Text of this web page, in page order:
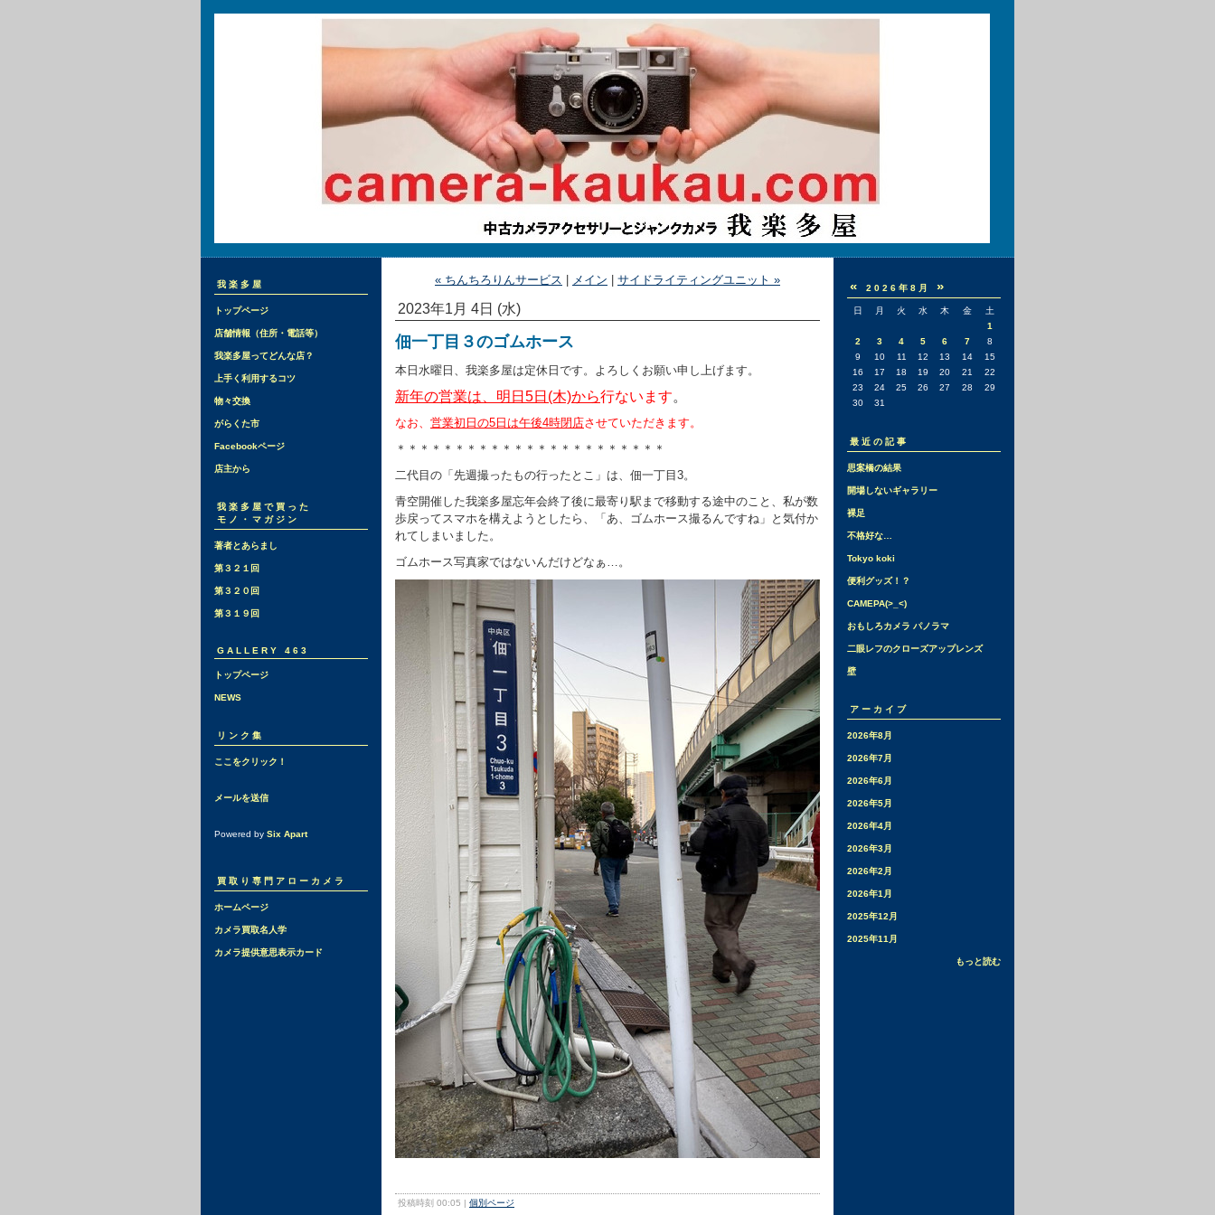
我楽多屋
トップページ
店舗情報（住所・電話等）
我楽多屋ってどんな店？
上手く利用するコツ
物々交換
がらくた市
Facebookページ
店主から
我楽多屋で買った
モノ・マガジン
著者とあらまし
第３２１回
第３２０回
第３１９回
GALLERY 463
トップページ
NEWS
リンク集
ここをクリック！
メールを送信
Powered by Six Apart
買取り専門アローカメラ
ホームページ
カメラ買取名人学
カメラ提供意思表示カード
« ちんちろりんサービス メイン サイドライティングユニット »
2023年1月 4日 (水)
佃一丁目３のゴムホース
本日水曜日、我楽多屋は定休日です。よろしくお願い申し上げます。
新年の営業は、明日5日(木)から行ないます。
なお、 営業初日の5日は午後4時閉店させていただきます。
＊＊＊＊＊＊＊＊＊＊＊＊＊＊＊＊＊＊＊＊＊＊＊
二代目の「先週撮ったもの行ったとこ」は、佃一丁目3。
青空開催した我楽多屋忘年会終了後に最寄り駅まで移動する途中のこと、私が数
歩戻ってスマホを構えようとしたら、「あ、ゴムホース撮るんですね」と気付か
れてしまいました。
ゴムホース写真家ではないんだけどなぁ…。
投稿時刻 00:05 | 個別ページ
« 2026年8月 »
日 月 火 水 木 金
土
1
2
3 4 5 6 7
8
9
10 11 12 13 14
15
16
17 18 19 20 21
22
23
24 25 26 27 28
29
30
31
最近の記事
思案橋の結果
開場しないギャラリー
裸足
不格好な…
Tokyo koki
便利グッズ！？
CAMEPA(>_<)
おもしろカメラ パノラマ
二眼レフのクローズアップレンズ
壁
アーカイブ
2026年8月
2026年7月
2026年6月
2026年5月
2026年4月
2026年3月
2026年2月
2026年1月
2025年12月
2025年11月
もっと読む